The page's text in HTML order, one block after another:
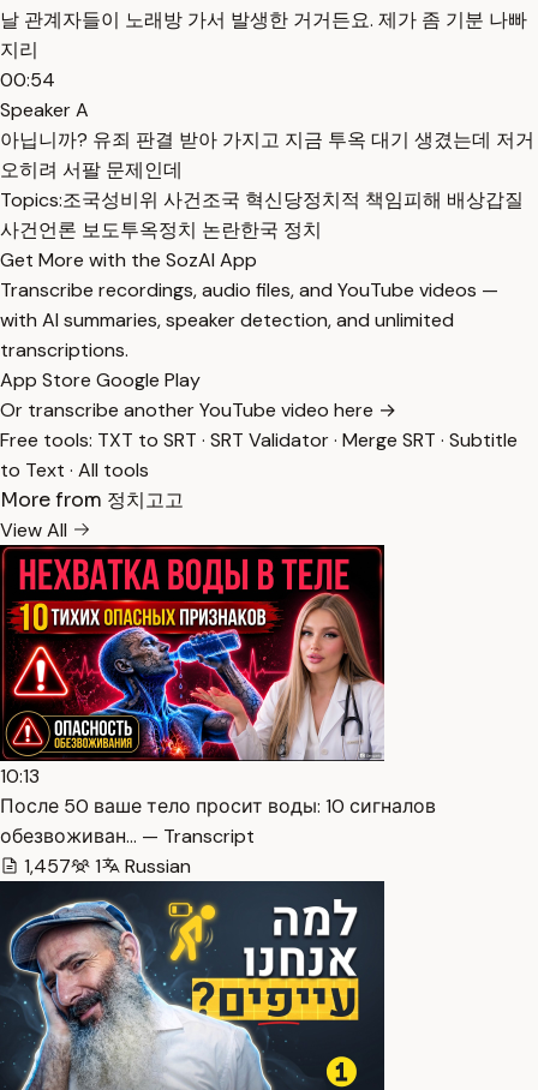
날 관계자들이 노래방 가서 발생한 거거든요. 제가 좀 기분 나빠
지리
00:54
Speaker A
아닙니까? 유죄 판결 받아 가지고 지금 투옥 대기 생겼는데 저거
오히려 서팔 문제인데
Topics:조국성비위 사건조국 혁신당정치적 책임피해 배상갑질
사건언론 보도투옥정치 논란한국 정치
Get More with the SozAI App
Transcribe recordings, audio files, and YouTube videos —
with AI summaries, speaker detection, and unlimited
transcriptions.
App Store Google Play
Or transcribe another YouTube video here →
Free tools: TXT to SRT · SRT Validator· Merge SRT · Subtitle
to Text · All tools
More from 정치고고
View All
10:13
После 50 ваше тело просит воды: 10 сигналов
обезвоживан… — Transcript
1,457
1 Russian